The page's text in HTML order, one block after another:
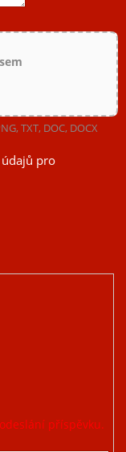
TXT, DOC, DOCX
pro
příspěvku.